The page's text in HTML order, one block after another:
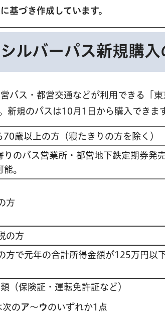
づき作成しています。
ルバーパス新規購入
バス・都営交通などが利用できる「
新規のパスは10月1日から購入できます
歳以上の方（寝たきりの方を除く）
りのバス営業所・都営地下鉄定期券発
。
方
の方
方で元年の合計所得金額が125万円以
（保険証・運転免許証など）
次のア～ウのいずれか1点